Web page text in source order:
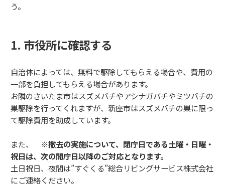
う。
1. 市役所に確認する
自治体によっては、無料で駆除してもらえる場合や、費用の
一部を負担してもらえる場合があります。
お隣のさいたま市はスズメバチやアシナガバチやミツバチの
巣駆除を行ってくれますが、新座市はスズメバチの巣に限っ
て駆除費用を助成しています。
また、
※撤去の実施について、閉庁日である土曜・日曜・
祝日は、次の開庁日以降のご対応となります。
土日祝日、夜間は”すぐくる”総合リビングサービス株式会社
にご連絡ください。